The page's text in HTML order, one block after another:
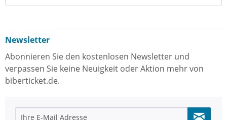
Newsletter
Abonnieren Sie den kostenlosen Newsletter und
verpassen Sie keine Neuigkeit oder Aktion mehr von
biberticket.de.